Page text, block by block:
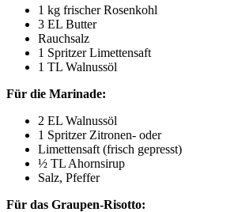
1 kg frischer Rosenkohl
3 EL Butter
Rauchsalz
1 Spritzer Limettensaft
1 TL Walnussöl
Für die Marinade:
2 EL Walnussöl
1 Spritzer Zitronen- oder
Limettensaft (frisch gepresst)
½ TL Ahornsirup
Salz, Pfeffer
Für das Graupen-Risotto: